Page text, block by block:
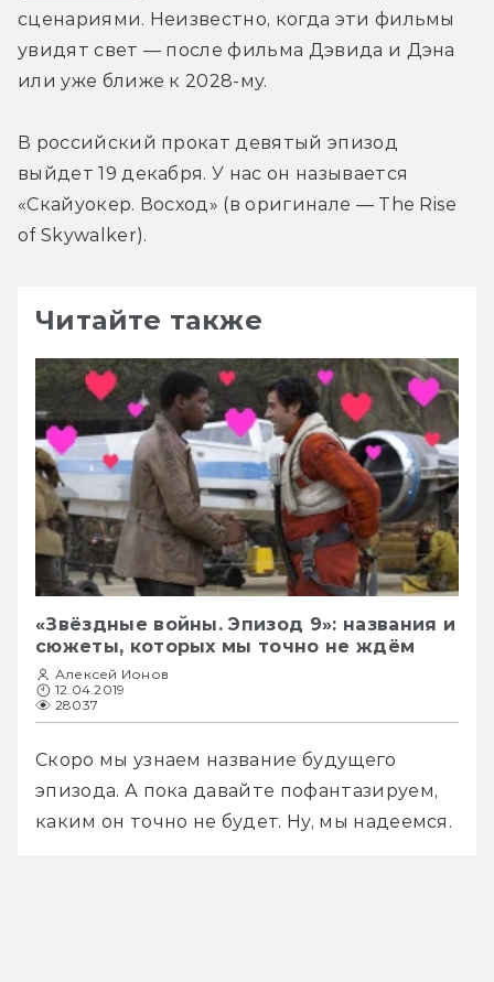
сценариями. Неизвестно, когда эти фильмы
увидят свет — после фильма Дэвида и Дэна
или уже ближе к 2028-му.
В российский прокат девятый эпизод
выйдет 19 декабря. У нас он называется
«Скайуокер. Восход» (в оригинале — The Rise
of Skywalker).
Читайте также
«Звёздные войны. Эпизод 9»: названия и
сюжеты, которых мы точно не ждём
Алексей Ионов
12.04.2019
28037
Скоро мы узнаем название будущего
эпизода. А пока давайте пофантазируем,
каким он точно не будет. Ну, мы надеемся.